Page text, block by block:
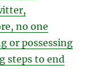
no one
or possessing
steps to end